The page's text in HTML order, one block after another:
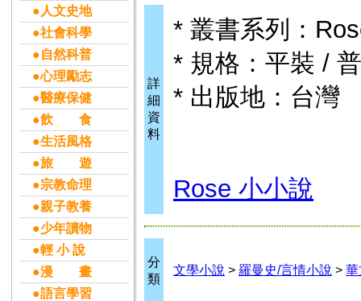
●人文史地
●社會科學
●自然科普
●心理勵志
●醫療保健
●飲 食
●生活風格
●旅 遊
●宗教命理
●親子教養
●少年讀物
●輕 小 說
●漫 畫
●語言學習
詳
細
資
料
* 叢書系列：
* 規格：平裝 /
* 出版地：台灣
Rose 小小說
分
類
文學小說 > 羅曼史/言情小說 > 華